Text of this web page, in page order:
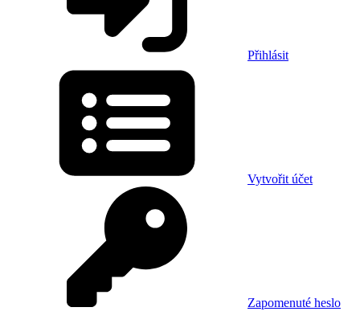
Přihlásit
Vytvořit účet
Zapomenuté heslo